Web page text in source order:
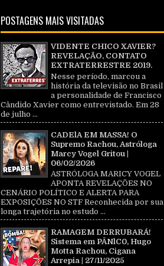
POSTAGENS MAIS VISITADAS
VIDENTE CHICO XAVIER?
REVELAÇÃO, CONTATO
EXTRATERRESTRE 2019.
Nesse período, marcou a
história da televisão no Brasil
a personalidade de Francisco
Cândido Xavier como entrevistado. Em 28
de julho ...
CADElA EM MASSA! O
Supremo Rachou, Astróloga
Marcy Vogel Gritou |
06/02/2026
ASTRÓLOGA MARICY VOGEL
APONTA REVELAÇÕES NO
CENÁRIO POLÍTICO E ALERTA PARA
EXPOSIÇÕES NO STF Reconhecida por sua
longa trajetória no estudo ...
RAMAGEM DERRUBARÁ!
Sistema em PÂNlC0, Hugo
Motta Rachou, Cigana
Arrepia | 27/11/2025